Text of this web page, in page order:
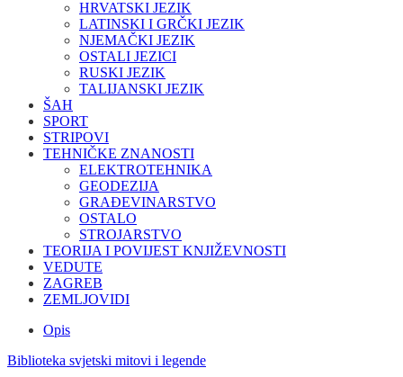
HRVATSKI JEZIK
LATINSKI I GRČKI JEZIK
NJEMAČKI JEZIK
OSTALI JEZICI
RUSKI JEZIK
TALIJANSKI JEZIK
ŠAH
SPORT
STRIPOVI
TEHNIČKE ZNANOSTI
ELEKTROTEHNIKA
GEODEZIJA
GRAĐEVINARSTVO
OSTALO
STROJARSTVO
TEORIJA I POVIJEST KNJIŽEVNOSTI
VEDUTE
ZAGREB
ZEMLJOVIDI
Opis
Biblioteka svjetski mitovi i legende